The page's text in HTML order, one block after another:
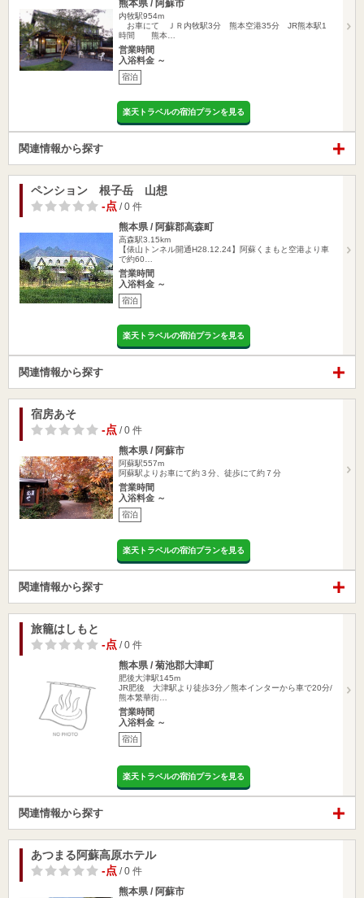
熊本県 / 阿蘇市
内牧駅954m
お車にて ＪＲ内牧駅3分 熊本空港35分 JR熊本駅1
時間 熊本…
営業時間
入浴料金 ～
宿泊
楽天トラベルの宿泊プランを見る
関連情報から探す
ペンション 根子岳 山想
-点 / 0 件
熊本県 / 阿蘇郡高森町
高森駅3.15km
【俵山トンネル開通H28.12.24】阿蘇くまもと空港より車
で約60…
営業時間
入浴料金 ～
宿泊
楽天トラベルの宿泊プランを見る
関連情報から探す
宿房あそ
-点 / 0 件
熊本県 / 阿蘇市
阿蘇駅557m
阿蘇駅よりお車にて約３分、徒歩にて約７分
営業時間
入浴料金 ～
宿泊
楽天トラベルの宿泊プランを見る
関連情報から探す
旅籠はしもと
-点 / 0 件
熊本県 / 菊池郡大津町
肥後大津駅145m
JR肥後 大津駅より徒歩3分／熊本インターから車で20分/
熊本繁華街…
営業時間
入浴料金 ～
宿泊
楽天トラベルの宿泊プランを見る
関連情報から探す
あつまる阿蘇高原ホテル
-点 / 0 件
熊本県 / 阿蘇市